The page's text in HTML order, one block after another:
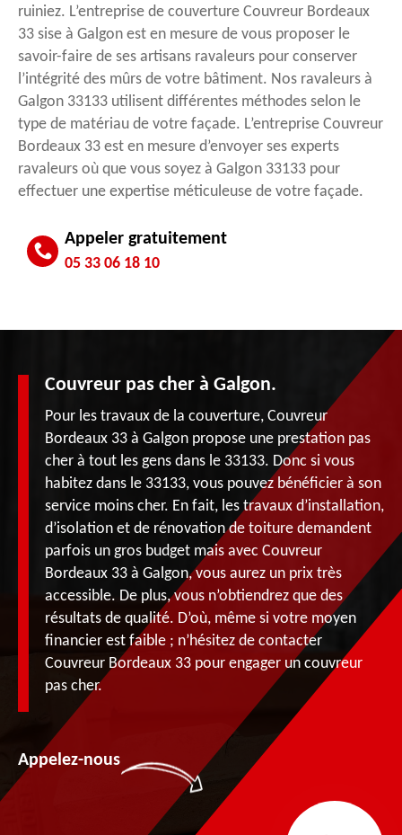
ruiniez. L’entreprise de couverture Couvreur Bordeaux
33 sise à Galgon est en mesure de vous proposer le
savoir-faire de ses artisans ravaleurs pour conserver
l’intégrité des mûrs de votre bâtiment. Nos ravaleurs à
Galgon 33133 utilisent différentes méthodes selon le
type de matériau de votre façade. L’entreprise Couvreur
Bordeaux 33 est en mesure d’envoyer ses experts
ravaleurs où que vous soyez à Galgon 33133 pour
effectuer une expertise méticuleuse de votre façade.
Appeler gratuitement
05 33 06 18 10
Couvreur pas cher à Galgon.
Pour les travaux de la couverture, Couvreur
Bordeaux 33 à Galgon propose une prestation pas
cher à tout les gens dans le 33133. Donc si vous
habitez dans le 33133, vous pouvez bénéficier à son
service moins cher. En fait, les travaux d’installation,
d’isolation et de rénovation de toiture demandent
parfois un gros budget mais avec Couvreur
Bordeaux 33 à Galgon, vous aurez un prix très
accessible. De plus, vous n’obtiendrez que des
résultats de qualité. D’où, même si votre moyen
financier est faible ; n’hésitez de contacter
Couvreur Bordeaux 33 pour engager un couvreur
pas cher.
Appelez-nous